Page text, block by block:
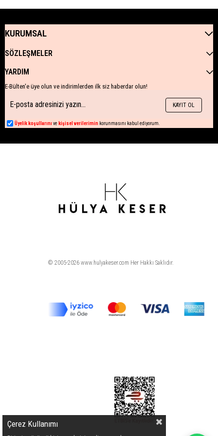
KURUMSAL
SÖZLEŞMELER
YARDIM
E-Bülten'e üye olun ve indirimlerden ilk siz haberdar olun!
KAYIT OL
Üyelik koşullarını ve kişisel verilerimin korunmasını kabul ediyorum.
© 2005-2026 www.hulyakeser.com Her Hakkı Saklıdır.
Çerez Kullanımı